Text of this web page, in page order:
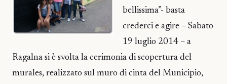
bellissima”- basta
crederci e agire – Sabato
19 luglio 2014 – a
Ragalna si è svolta la cerimonia di scopertura del
murales, realizzato sul muro di cinta del Municipio,